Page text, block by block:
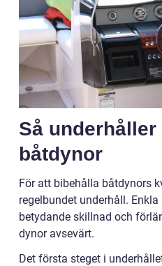
Så
båtdynor
För att bibehålla båtdynors
regelbundet underhåll.
betydande skillnad och
dynor avsevärt.
Det första steget i